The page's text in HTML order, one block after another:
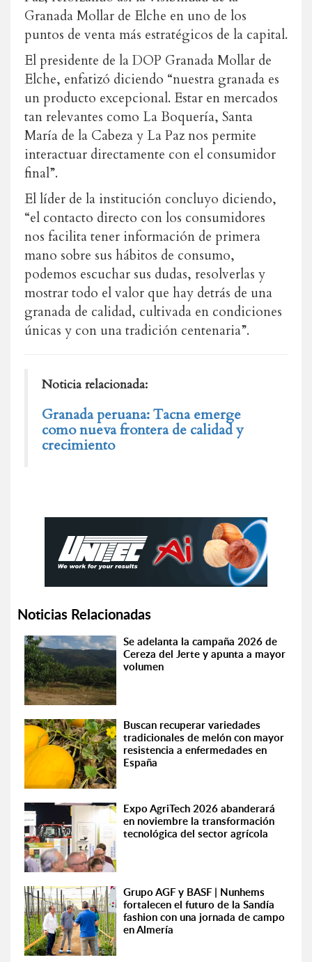
Granada Mollar de Elche en uno de los
puntos de venta más estratégicos de la capital.
El presidente de la DOP Granada Mollar de
Elche, enfatizó diciendo “nuestra granada es
un producto excepcional. Estar en mercados
tan relevantes como La Boquería, Santa
María de la Cabeza y La Paz nos permite
interactuar directamente con el consumidor
final”.
El líder de la institución concluyo diciendo,
“el contacto directo con los consumidores
nos facilita tener información de primera
mano sobre sus hábitos de consumo,
podemos escuchar sus dudas, resolverlas y
mostrar todo el valor que hay detrás de una
granada de calidad, cultivada en condiciones
únicas y con una tradición centenaria”.
Noticia relacionada:
Granada peruana: Tacna emerge
como nueva frontera de calidad y
crecimiento
Noticias Relacionadas
Se adelanta la campaña 2026 de
Cereza del Jerte y apunta a mayor
volumen
Buscan recuperar variedades
tradicionales de melón con mayor
resistencia a enfermedades en
España
Expo AgriTech 2026 abanderará
en noviembre la transformación
tecnológica del sector agrícola
Grupo AGF y BASF | Nunhems
fortalecen el futuro de la Sandía
fashion con una jornada de campo
en Almería